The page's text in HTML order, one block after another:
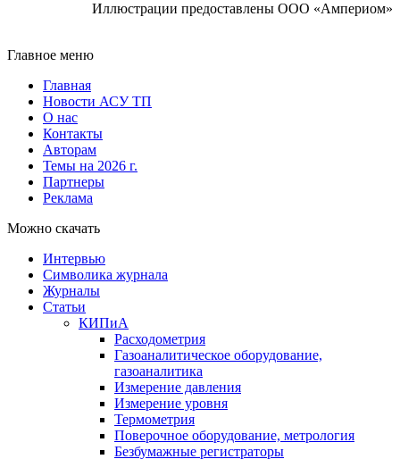
Иллюстрации предоставлены ООО «Ампериом»
Главное меню
Главная
Новости АСУ ТП
О нас
Контакты
Авторам
Темы на 2026 г.
Партнеры
Реклама
Можно скачать
Интервью
Символика журнала
Журналы
Статьи
КИПиА
Расходометрия
Газоаналитическое оборудование,
газоаналитика
Измерение давления
Измерение уровня
Термометрия
Поверочное оборудование, метрология
Безбумажные регистраторы